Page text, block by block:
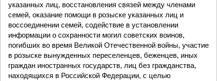
указанных лиц, восстановления связей между членами
семей, оказание помощи в розыске указанных лиц и
воссоединении семей, содействие в установлении
информации о сохранности могил советских воинов,
погибших во время Великой Отечественной войны, участие
в розыске вынужденных переселенцев, беженцев, иных
граждан иностранных государств, лиц без гражданства,
находящихся в Российской Федерации, с целью